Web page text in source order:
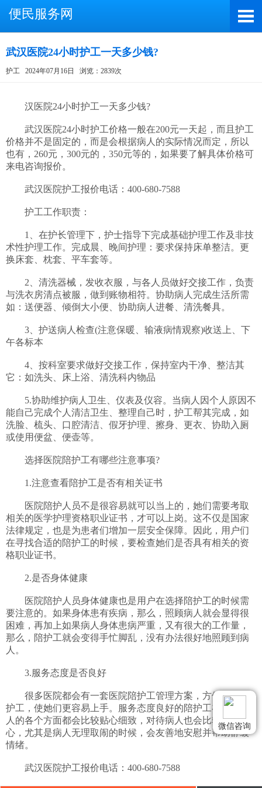
便民服务网
武汉医院24小时护工一天多少钱?
护工 2024年07月16日 浏览：2839次
汉医院24小时护工一天多少钱?
武汉医院24小时护工价格一般在200元一天起，而且护工
价格并不是固定的，而是会根据病人的实际情况而定，所以
也有，260元，300元的，350元等的，如果要了解具体价格可
来电咨询报价。
武汉医院护工报价电话：400-680-7588
护工工作职责：
1、在护长管理下，护士指导下完成基础护理工作及非技
术性护理工作。完成晨、晚间护理：要求保持床单整洁。更
换床套、枕套、平车套等。
2、清洗器械，发收衣服，与各人员做好交接工作，负责
与洗衣房清点被服，做到账物相符。协助病人完成生活所需
如：送便器、倾倒大小便、协助病人进餐、清洗餐具。
3、护送病人检查(注意保暖、输液病情观察)收送上、下
午各标本
4、按科室要求做好交接工作，保持室内干净、整洁其
它：如洗头、床上浴、清洗科内物品
5.协助维护病人卫生、仪表及仪容。当病人因个人原因不
能自己完成个人清洁卫生、整理自己时，护工帮其完成，如
洗脸、梳头、口腔清洁、假牙护理、擦身、更衣、协助入厕
或使用便盆、便壶等。
选择医院陪护工有哪些注意事项?
1.注意查看陪护工是否有相关证书
医院陪护人员不是很容易就可以当上的，她们需要考取
相关的医学护理资格职业证书，才可以上岗。这不仅是国家
法律规定，也是为患者们增加一层安全保障。因此，用户们
在寻找合适的陪护工的时候，要检查她们是否具有相关的资
格职业证书。
2.是否身体健康
医院陪护人员身体健康也是用户在选择陪护工的时候需
要注意的。如果身体患有疾病，那么，照顾病人就会显得很
困难，再加上如果病人身体患病严重，又有很大的工作量，
那么，陪护工就会变得手忙脚乱，没有办法很好地照顾到病
人。
3.服务态度是否良好
很多医院都会有一套医院陪护工管理方案，方便培训陪
护工，使她们更容易上手。服务态度良好的陪护工在照顾病
人的各个方面都会比较贴心细致，对待病人也会比较有耐
心，尤其是病人无理取闹的时候，会友善地安慰并帮助舒缓
情绪。
武汉医院护工报价电话：400-680-7588
微信咨询
微信号：A4000066885
打开微信